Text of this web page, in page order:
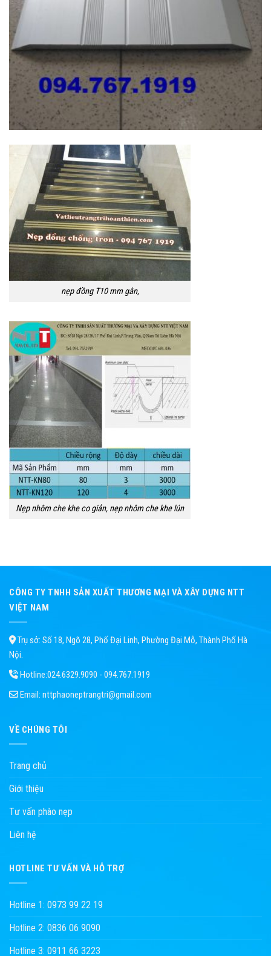
nẹp đồng T10 mm gân,
Nẹp nhôm che khe co giản, nẹp nhôm che khe lún
CÔNG TY TNHH SẢN XUẤT THƯƠNG MẠI VÀ XÂY DỰNG NTT
VIỆT NAM
Trụ sở: Số 18, Ngõ 28, Phố Đại Linh, Phường Đại Mỗ, Thành Phố Hà
Nội.
Hotline:024.6329.9090 - 094.767.1919
Email: nttphaoneptrangtri@gmail.com
VỀ CHÚNG TÔI
Trang chủ
Giới thiệu
Tư vấn phào nẹp
Liên hệ
HOTLINE TƯ VẤN VÀ HỖ TRỢ
Hotline 1: 0973 99 22 19
Hotline 2: 0836 06 9090
Hotline 3: 0911 66 3223